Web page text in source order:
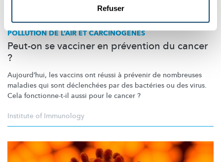
Refuser
POLLUTION DE L’AIR ET CARCINOGÈNES
Peut-on se vacciner en prévention du cancer
?
Aujourd’hui, les vaccins ont réussi à prévenir de nombreuses
maladies qui sont déclenchées par des bactéries ou des virus.
Cela fonctionne-t-il aussi pour le cancer ?
Institute of Immunology